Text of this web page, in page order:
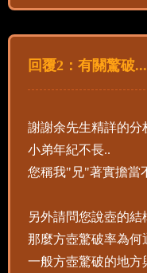
回覆2：有關驚破...
謝謝余先生精詳的分
小弟年紀不長..
您稱我"兄"著實擔當
另外請問您說壺的
那麼方壺驚破率為何
一般方壺驚破的地方